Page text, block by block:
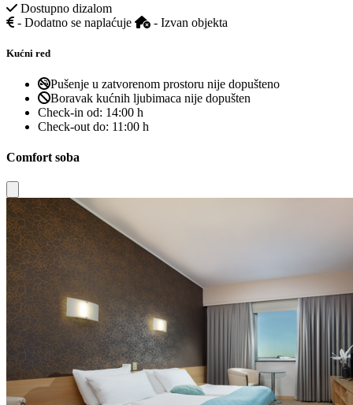
Dostupno dizalom
- Dodatno se naplaćuje
- Izvan objekta
Kućni red
Pušenje u zatvorenom prostoru nije dopušteno
Boravak kućnih ljubimaca nije dopušten
Check-in od: 14:00 h
Check-out do: 11:00 h
Comfort soba
Close modal